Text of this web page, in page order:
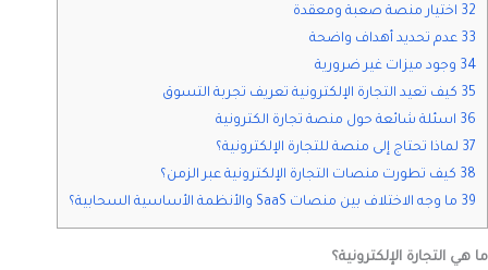
32 اختيار منصة صعبة ومعقدة
33 عدم تحديد أهداف واضحة
34 وجود ميزات غير ضرورية
35 كيف تعيد التجارة الإلكترونية تعريف تجربة التسوق
36 اسئلة شائعة حول منصة تجارة الكترونية
37 لماذا تحتاج إلى منصة للتجارة الإلكترونية؟
38 كيف تطورت منصات التجارة الإلكترونية عبر الزمن؟
39 ما وجه الاختلاف بين منصات SaaS والأنظمة الأساسية السحابية؟
ما هي التجارة الإلكترونية؟